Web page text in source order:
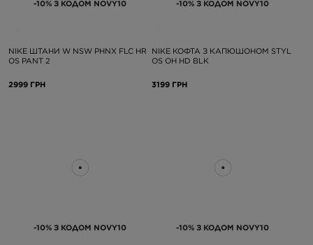
-10% З КОДОМ NOVY10
NIKE ШТАНИ W NSW PHNX FLC HR
OS PANT 2
2999 ГРН
-10% З КОДОМ NOVY10
NIKE КОФТА З КАПЮШОНОМ STYL
OS OH HD BLK
3199 ГРН
-10% З КОДОМ NOVY10 -10% З КОДОМ NOVY10